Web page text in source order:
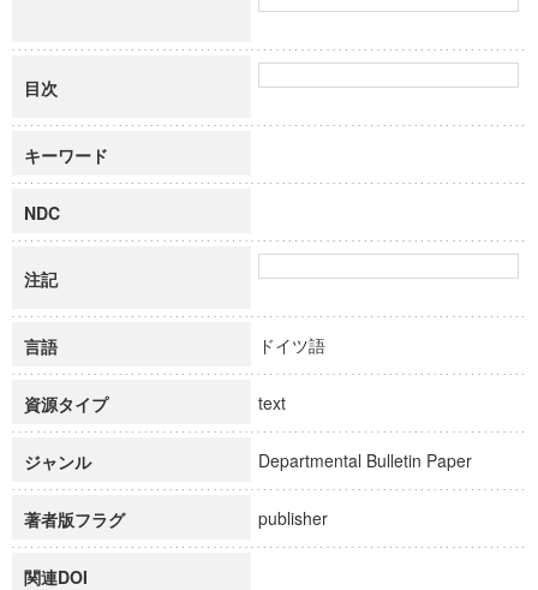
目次
キーワード
NDC
注記
言語 ドイツ語
資源タイプ text
ジャンル Departmental Bulletin Paper
著者版フラグ publisher
関連DOI